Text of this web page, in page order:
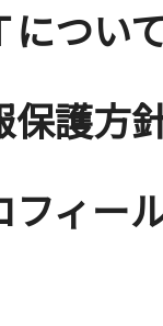
につい
保護方
フィー